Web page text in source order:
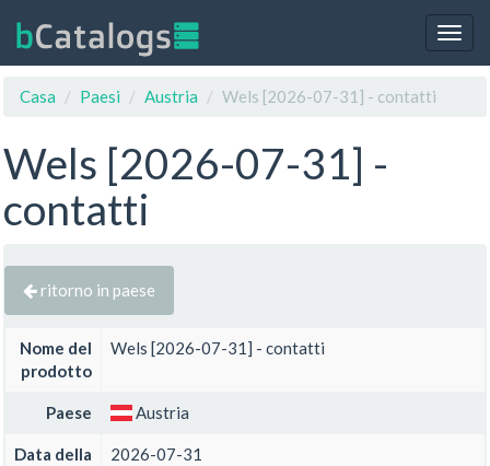
Casa
Paesi Austria Wels [2026-07-31] - contatti
Wels [2026-07-31] -
contatti
ritorno in paese
Nome del
prodotto
Wels [2026-07-31] - contatti
Paese Austria
Data della
2026-07-31